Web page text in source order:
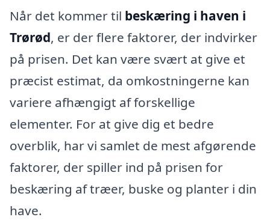
Når det kommer til beskæring i haven i
Trørød, er der flere faktorer, der indvirker
på prisen. Det kan være svært at give et
præcist estimat, da omkostningerne kan
variere afhængigt af forskellige
elementer. For at give dig et bedre
overblik, har vi samlet de mest afgørende
faktorer, der spiller ind på prisen for
beskæring af træer, buske og planter i din
have.